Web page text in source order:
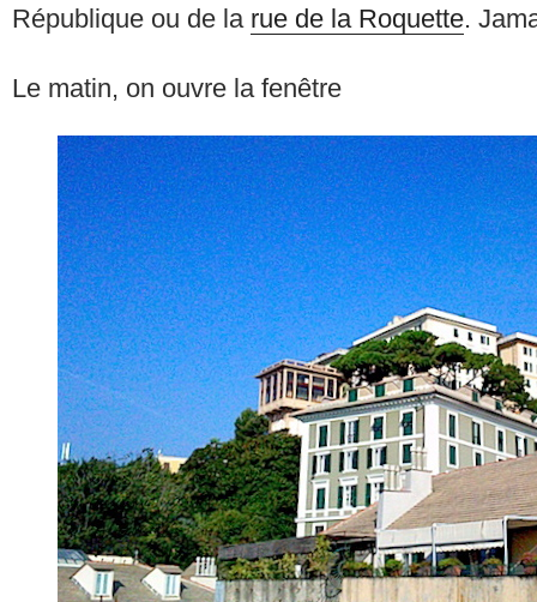
République ou de la rue de la Roquette.
Le matin, on ouvre la fenêtre